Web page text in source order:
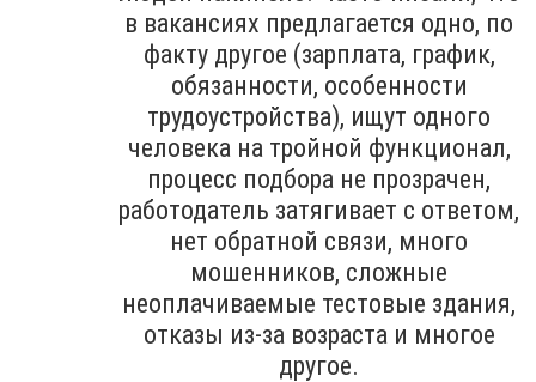
в вакансиях предлагается одно, по
факту другое (зарплата, график,
обязанности, особенности
трудоустройства), ищут одного
человека на тройной функционал,
процесс подбора не прозрачен,
работодатель затягивает с ответом,
нет обратной связи, много
мошенников, сложные
неоплачиваемые тестовые здания,
отказы из-за возраста и многое
другое.